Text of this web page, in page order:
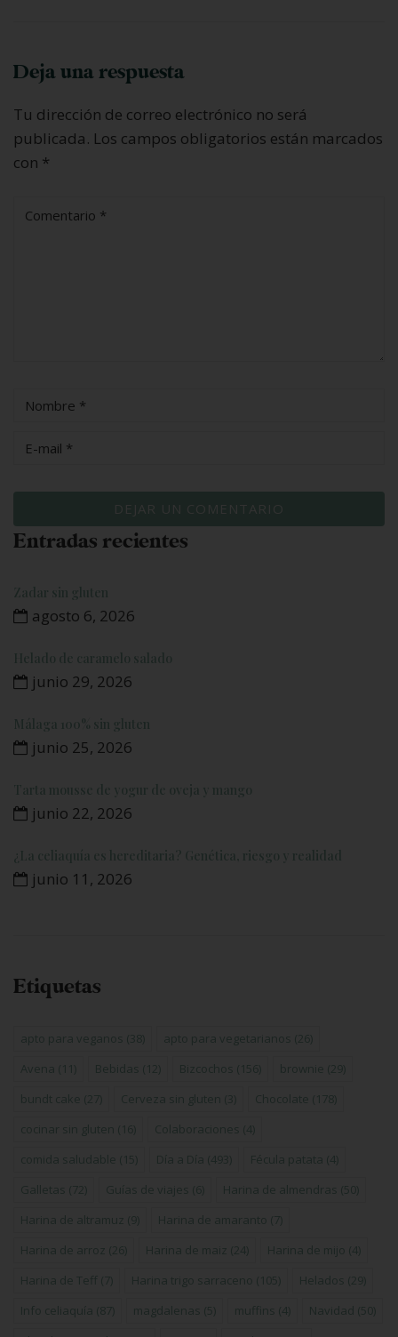
Deja una respuesta
Tu dirección de correo electrónico no será
publicada. Los campos obligatorios están marcados
con *
Entradas recientes
Zadar sin gluten
agosto 6, 2026
Helado de caramelo salado
junio 29, 2026
Málaga 100% sin gluten
junio 25, 2026
Tarta mousse de yogur de oveja y mango
junio 22, 2026
¿La celiaquía es hereditaria? Genética, riesgo y realidad
junio 11, 2026
Etiquetas
apto para veganos (38) apto para vegetarianos (26)
Avena (11) Bebidas (12) Bizcochos (156) brownie (29)
bundt cake (27) Cerveza sin gluten (3) Chocolate (178)
cocinar sin gluten (16) Colaboraciones (4)
comida saludable (15) Día a Día (493) Fécula patata (4)
Galletas (72) Guías de viajes (6) Harina de almendras (50)
Harina de altramuz (9) Harina de amaranto (7)
Harina de arroz (26) Harina de maiz (24) Harina de mijo (4)
Harina de Teff (7) Harina trigo sarraceno (105) Helados (29)
Info celiaquía (87) magdalenas (5) muffins (4) Navidad (50)